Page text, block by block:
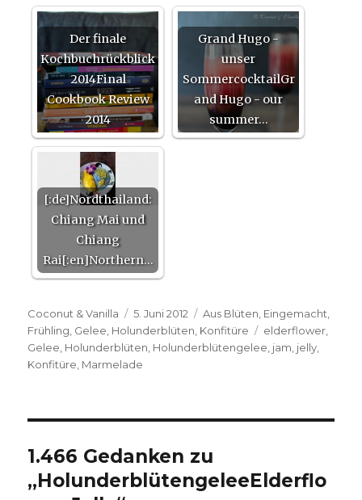
Der finale
Kochbuchrückblick
2014Final
Cookbook Review
2014
Grand Hugo -
unser
SommercocktailGr
and Hugo - our
summer…
[:de]Nordthailand:
Chiang Mai und
Chiang
Rai[:en]Northern…
Autor
Coconut & Vanilla
Veröffentlicht
am
5. Juni 2012 Kategorien
Aus Blüten Eingemacht
Frühling Gelee Holunderblüten Konfitüre Schlagwörter
elderflower
Gelee Holunderblüten Holunderblütengelee jam jelly
Konfitüre Marmelade
1.466 Gedanken zu
„HolunderblütengeleeElderflo